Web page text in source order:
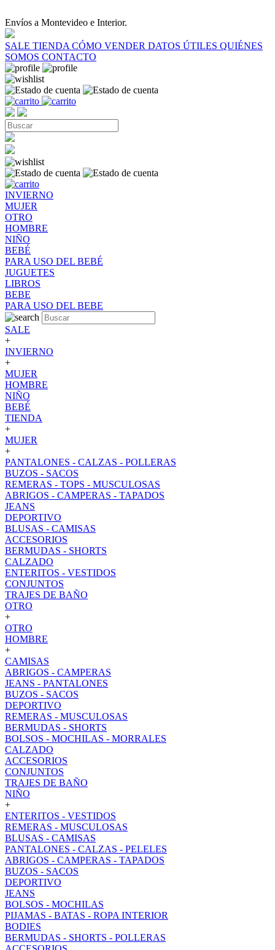
Envíos a Montevideo e Interior.
SALE TIENDA CÓMO VENDER DATOS ÚTILES QUIÉNES
SOMOS CONTACTO
INVIERNO
MUJER
OTRO
HOMBRE
NIÑO
BEBÉ
PARA USO DEL BEBÉ
JUGUETES
LIBROS
BEBE
PARA USO DEL BEBE
SALE
+
INVIERNO
+
MUJER
HOMBRE
NIÑO
BEBÉ
TIENDA
+
MUJER
+
PANTALONES - CALZAS - POLLERAS
BUZOS - SACOS
REMERAS - TOPS - MUSCULOSAS
ABRIGOS - CAMPERAS - TAPADOS
JEANS
DEPORTIVO
BLUSAS - CAMISAS
ACCESORIOS
BERMUDAS - SHORTS
CALZADO
ENTERITOS - VESTIDOS
CONJUNTOS
TRAJES DE BAÑO
OTRO
+
OTRO
HOMBRE
+
CAMISAS
ABRIGOS - CAMPERAS
JEANS - PANTALONES
BUZOS - SACOS
DEPORTIVO
REMERAS - MUSCULOSAS
BERMUDAS - SHORTS
BOLSOS - MOCHILAS - MORRALES
CALZADO
ACCESORIOS
CONJUNTOS
TRAJES DE BAÑO
NIÑO
+
ENTERITOS - VESTIDOS
REMERAS - MUSCULOSAS
BLUSAS - CAMISAS
PANTALONES - CALZAS - PELELES
ABRIGOS - CAMPERAS - TAPADOS
BUZOS - SACOS
DEPORTIVO
JEANS
BOLSOS - MOCHILAS
PIJAMAS - BATAS - ROPA INTERIOR
BODIES
BERMUDAS - SHORTS - POLLERAS